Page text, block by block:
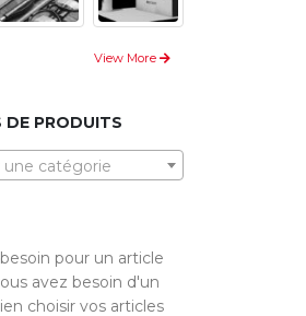
View More
DE PRODUITS
une catégorie
pour un article
avez besoin d'un
choisir vos articles